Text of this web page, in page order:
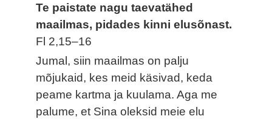
Te paistate nagu taevatähed
maailmas, pidades kinni elusõnast.
Fl 2,15–16
Jumal, siin maailmas on palju
mõjukaid, kes meid käsivad, keda
peame kartma ja kuulama. Aga me
palume, et Sina oleksid meie elu